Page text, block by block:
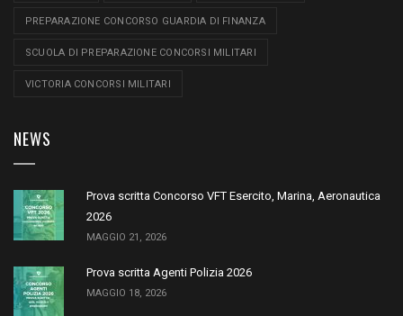
PREPARAZIONE CONCORSO GUARDIA DI FINANZA
SCUOLA DI PREPARAZIONE CONCORSI MILITARI
VICTORIA CONCORSI MILITARI
NEWS
Prova scritta Concorso VFT Esercito, Marina, Aeronautica
2026
MAGGIO 21, 2026
Prova scritta Agenti Polizia 2026
MAGGIO 18, 2026